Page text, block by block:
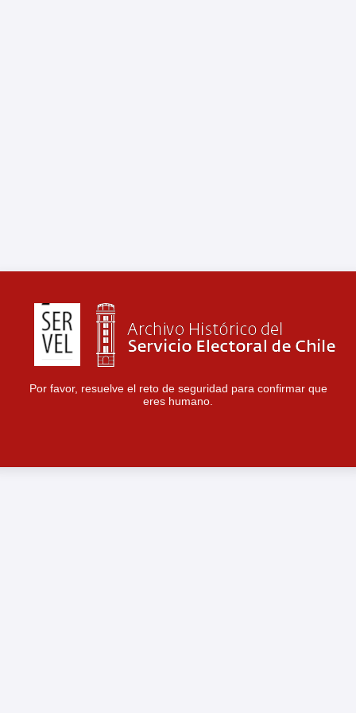
Por favor, resuelve el reto de seguridad para confirmar que
eres humano.